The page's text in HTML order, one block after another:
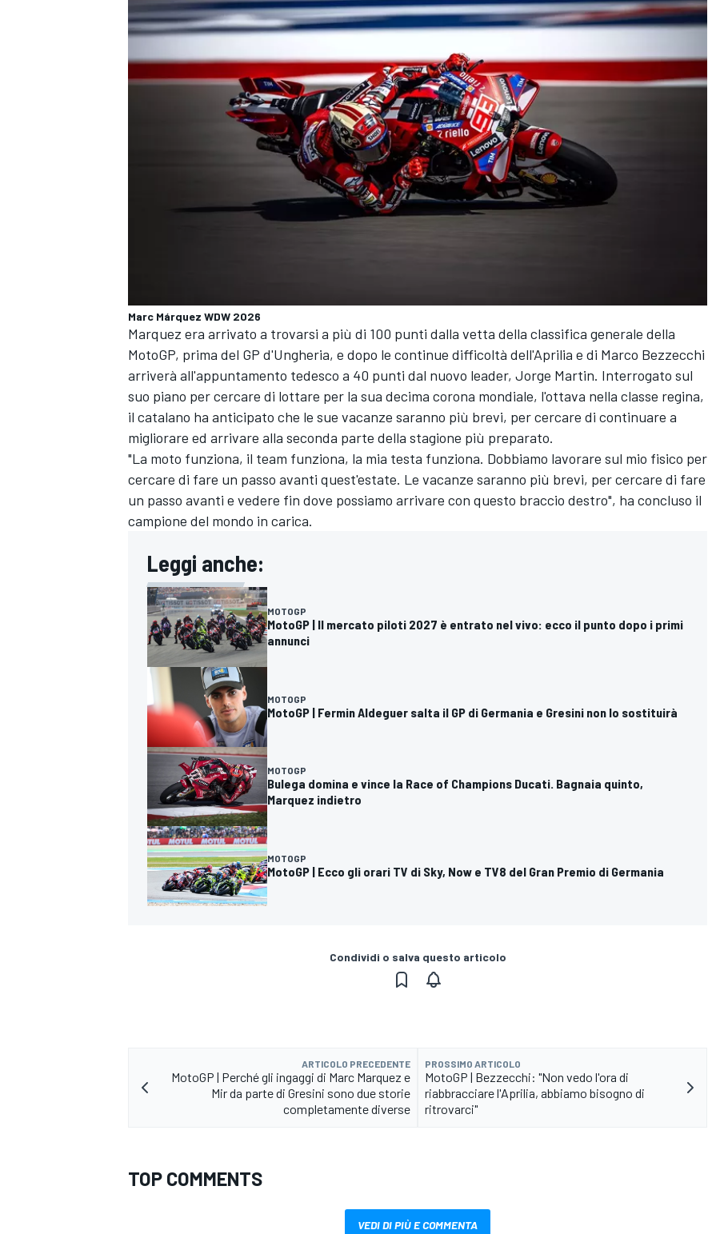
ENDURANCE/GT
MONOMARCA
RALLY
Marc Márquez WDW 2026
Marquez era arrivato a trovarsi a più di 100 punti dalla vetta della classifica generale della
MotoGP, prima del GP d'Ungheria, e dopo le continue difficoltà dell'Aprilia e di Marco Bezzecchi
arriverà all'appuntamento tedesco a 40 punti dal nuovo leader, Jorge Martin. Interrogato sul
suo piano per cercare di lottare per la sua decima corona mondiale, l'ottava nella classe regina,
il catalano ha anticipato che le sue vacanze saranno più brevi, per cercare di continuare a
migliorare ed arrivare alla seconda parte della stagione più preparato.
"La moto funziona, il team funziona, la mia testa funziona. Dobbiamo lavorare sul mio fisico per
cercare di fare un passo avanti quest'estate. Le vacanze saranno più brevi, per cercare di fare
un passo avanti e vedere fin dove possiamo arrivare con questo braccio destro", ha concluso il
campione del mondo in carica.
Leggi anche:
MOTOGP
MotoGP | Il mercato piloti 2027 è entrato nel vivo: ecco il punto dopo i primi
annunci
MOTOGP
MotoGP | Fermin Aldeguer salta il GP di Germania e Gresini non lo sostituirà
MOTOGP
Bulega domina e vince la Race of Champions Ducati. Bagnaia quinto,
Marquez indietro
MOTOGP
MotoGP | Ecco gli orari TV di Sky, Now e TV8 del Gran Premio di Germania
Condividi o salva questo articolo
ARTICOLO PRECEDENTE
MotoGP | Perché gli ingaggi di Marc Marquez e
Mir da parte di Gresini sono due storie
completamente diverse
PROSSIMO ARTICOLO
MotoGP | Bezzecchi: "Non vedo l'ora di
riabbracciare l'Aprilia, abbiamo bisogno di
ritrovarci"
TOP COMMENTS
VEDI DI PIÙ E COMMENTA